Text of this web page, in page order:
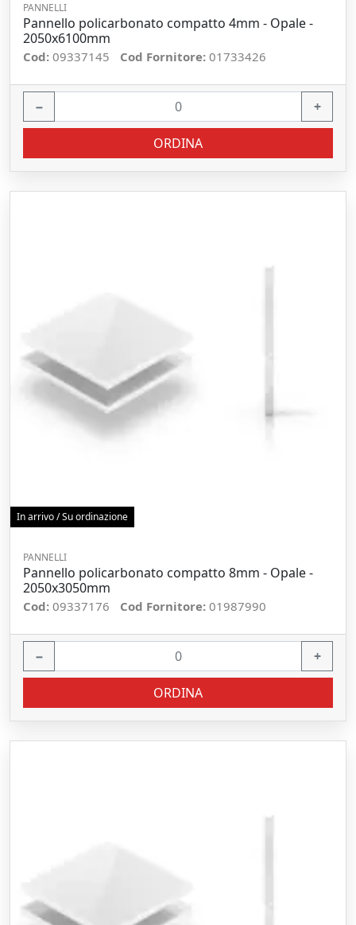
PANNELLI
Pannello policarbonato compatto 4mm - Opale -
2050x6100mm
Cod: 09337145 Cod Fornitore: 01733426
− +
ORDINA
In arrivo / Su ordinazione
PANNELLI
Pannello policarbonato compatto 8mm - Opale -
2050x3050mm
Cod: 09337176 Cod Fornitore: 01987990
− +
ORDINA